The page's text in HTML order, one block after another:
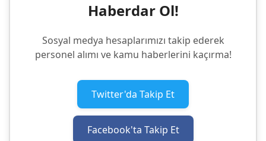
Haberdar Ol!
Sosyal medya hesaplarımızı takip ederek
personel alımı ve kamu haberlerini kaçırma!
Twitter'da Takip Et
Facebook'ta Takip Et